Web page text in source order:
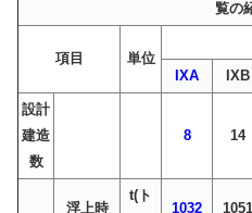
覧の
項目 単位
IXA IXB
設計
建造
数
8 14
浮上時
t(ト
1032 1051